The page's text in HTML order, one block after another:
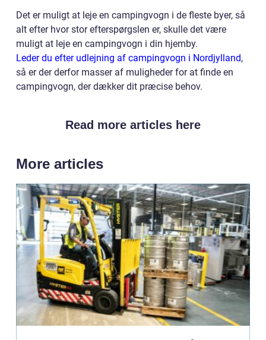
Det er muligt at leje en campingvogn i de fleste byer, så
alt efter hvor stor efterspørgslen er, skulle det være
muligt at leje en campingvogn i din hjemby.
Leder du efter udlejning af campingvogn i Nordjylland,
så er der derfor masser af muligheder for at finde en
campingvogn, der dækker dit præcise behov.
Read more articles here
More articles